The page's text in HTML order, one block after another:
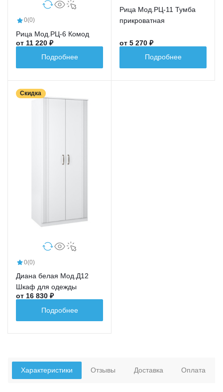
0(0)
Рица Мод.РЦ-6 Комод
от 11 220 ₽
Подробнее
Рица Мод.РЦ-11 Тумба
прикроватная
от 5 270 ₽
Подробнее
Скидка
0(0)
Диана белая Мод.Д12
Шкаф для одежды
от 16 830 ₽
Подробнее
Характеристики Отзывы Доставка Оплата